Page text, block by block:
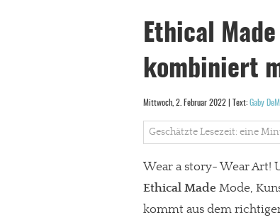
Ethical
kombiniert
Mittwoch, 2. Februar 2022 | Text: Gaby
Geschätzte Lesezeit: eine
Wear a story- Wear Art!
Ethical Made Mode,
kommt aus dem